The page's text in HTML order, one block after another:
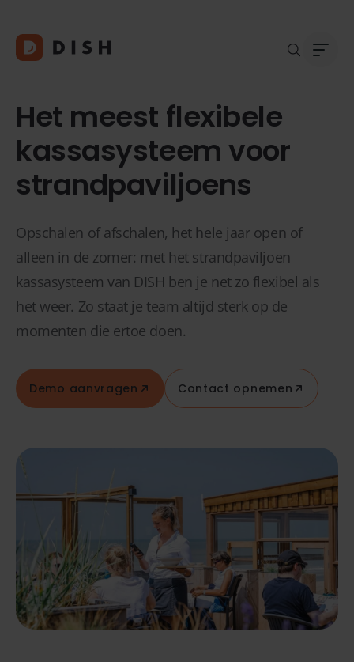
Het meest flexibele
kassasysteem voor
strandpaviljoens
Opschalen of afschalen, het hele jaar open of
alleen in de zomer: met het strandpaviljoen
kassasysteem van DISH ben je net zo flexibel als
het weer. Zo staat je team altijd sterk op de
momenten die ertoe doen.
Demo aanvragen Contact opnemen